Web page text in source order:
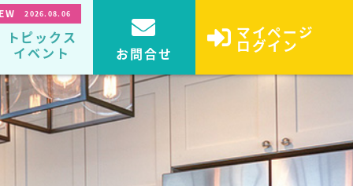
トピックス
イベント
2026.08.06
お問合せ
マイページ
ログイン